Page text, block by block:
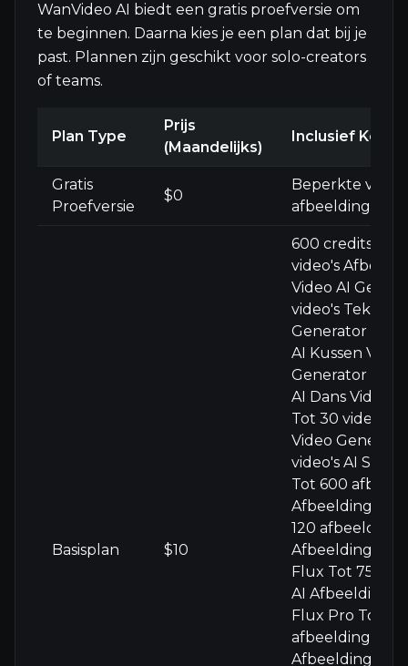
WanVideo AI biedt een gratis proefversie om
te beginnen. Daarna kies je een plan dat bij je
past. Plannen zijn geschikt voor solo-creators
of teams.
Plan Type
Prijs
(Maandelijks)
Inclusief
Gratis
Proefversie
$0
Beperkte
Basisplan $10
600 credits/
video's
Video AI
video's Tekst
Generator Tot
AI Kussen Video
Generator Tot
AI Dans Video
Tot 30 video's
Video
video's AI Spier
Tot 600
Afbeelding
120
Afbeelding
Flux Tot 75
AI Afbeelding
Flux Pro Tot 50
afbeeldingen AI
Afbeelding